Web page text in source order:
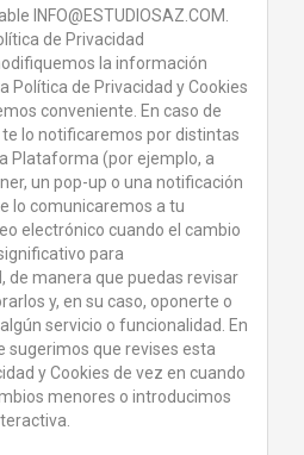
INFO@ESTUDIOSAZ.COM.
de Privacidad
la información
Política de Privacidad y Cookies
conveniente. En caso de
lo notificaremos por distintas
Plataforma (por ejemplo, a
un pop-up o una notificación
lo comunicaremos a tu
electrónico cuando el cambio
para
de manera que puedas revisar
y, en su caso, oponerte o
servicio o funcionalidad. En
sugerimos que revises esta
y Cookies de vez en cuando
menores o introducimos